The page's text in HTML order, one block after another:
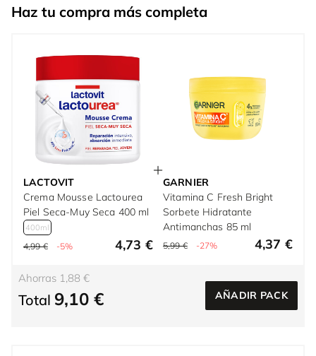
Haz tu compra más completa
LACTOVIT
Crema Mousse Lactourea
Piel Seca-Muy Seca 400 ml
400ml
4,99 € -5% 4,73 €
GARNIER
Vitamina C Fresh Bright
Sorbete Hidratante
Antimanchas 85 ml
5,99 € -27% 4,37 €
Ahorras 1,88 €
Total 9,10 € AÑADIR PACK